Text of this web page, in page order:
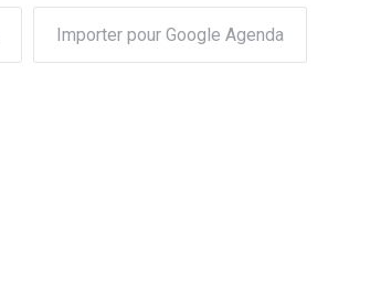
Importer pour Google Agenda